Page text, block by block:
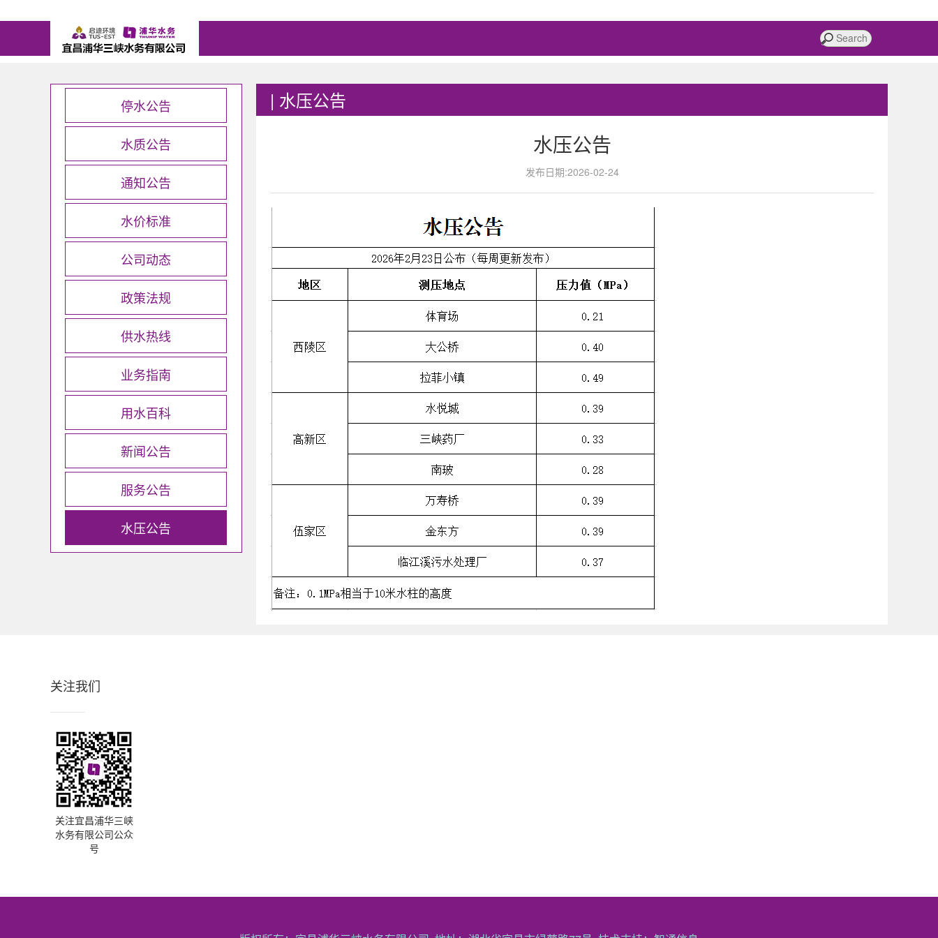
停水公告
水质公告
通知公告
水价标准
公司动态
政策法规
供水热线
业务指南
用水百科
新闻公告
服务公告
水压公告
| 水压公告
水压公告
发布日期:2026-02-24
关注我们
关注宜昌浦华三峡
水务有限公司公众
号